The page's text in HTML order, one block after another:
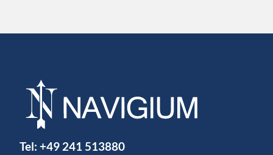
Tel: +49 241 513880